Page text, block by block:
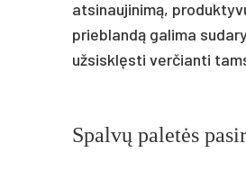
atsinaujinimą,
prieblandą galima
užsisklęsti verčianti
Spalvų paletės